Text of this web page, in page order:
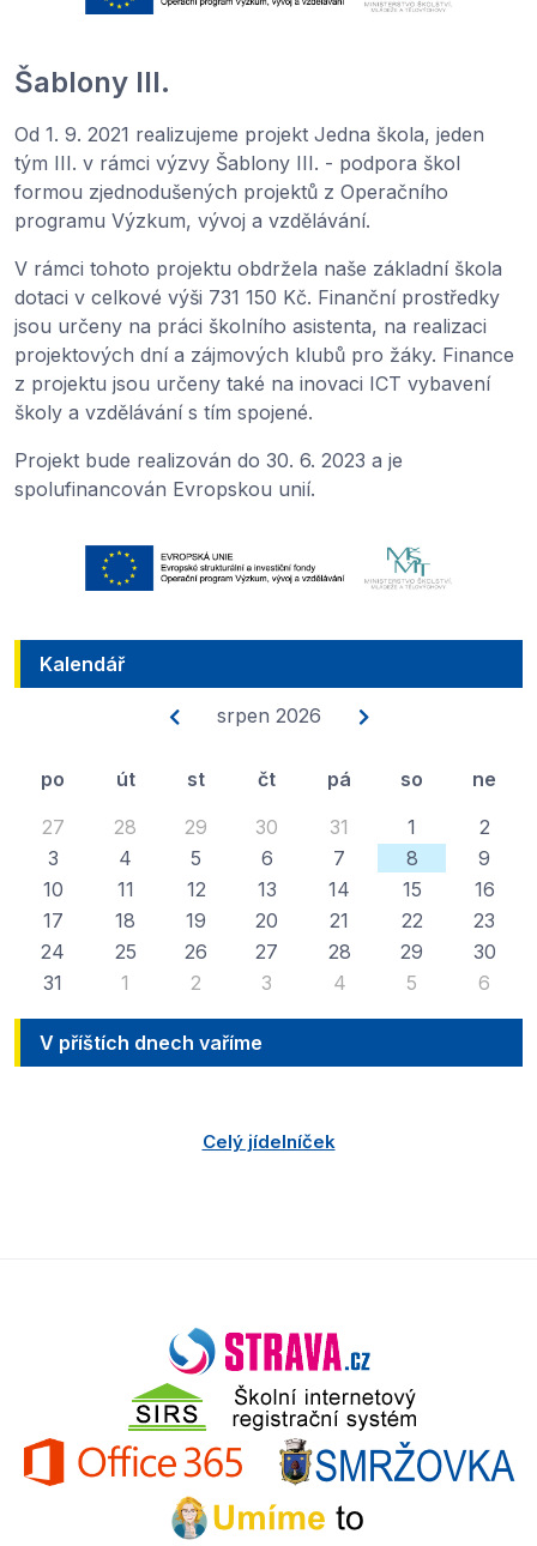
Šablony III.
Od 1. 9. 2021 realizujeme projekt Jedna škola, jeden
tým III. v rámci výzvy Šablony III. - podpora škol
formou zjednodušených projektů z Operačního
programu Výzkum, vývoj a vzdělávání.
V rámci tohoto projektu obdržela naše základní škola
dotaci v celkové výši 731 150 Kč. Finanční prostředky
jsou určeny na práci školního asistenta, na realizaci
projektových dní a zájmových klubů pro žáky. Finance
z projektu jsou určeny také na inovaci ICT vybavení
školy a vzdělávání s tím spojené.
Projekt bude realizován do 30. 6. 2023 a je
spolufinancován Evropskou unií.
Kalendář
srpen 2026
po út st čt pá so
ne
27
28 29 30 31 1
2
3
4 5 6 7 8
9
10
11 12 13 14 15
16
17
18 19 20 21 22
23
24
25 26 27 28 29
30
31
1 2 3 4 5 6
V příštích dnech vaříme
Celý jídelníček